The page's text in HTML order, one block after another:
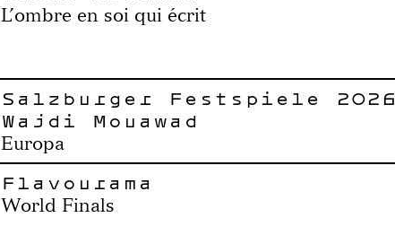
L’ombre en soi qui écrit
Salzburger Festspiele 2026
Wajdi Mouawad
Europa
Flavourama
World Finals